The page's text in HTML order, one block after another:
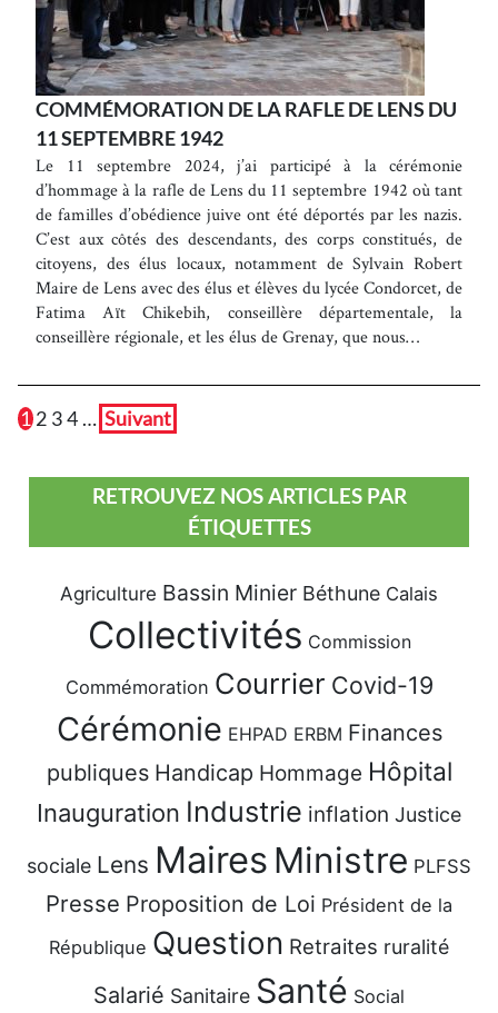
COMMÉMORATION DE LA RAFLE DE LENS DU
11 SEPTEMBRE 1942
Le 11 septembre 2024, j’ai participé à la cérémonie
d’hommage à la rafle de Lens du 11 septembre 1942 où tant
de familles d’obédience juive ont été déportés par les nazis.
C’est aux côtés des descendants, des corps constitués, de
citoyens, des élus locaux, notamment de Sylvain Robert
Maire de Lens avec des élus et élèves du lycée Condorcet, de
Fatima Aït Chikebih, conseillère départementale, la
conseillère régionale, et les élus de Grenay, que nous…
1 2 34 … Suivant
RETROUVEZ NOS ARTICLES PAR
ÉTIQUETTES
Agriculture Bassin Minier Béthune Calais
Collectivités Commission
Commémoration Courrier Covid-19
Cérémonie EHPAD ERBM Finances
publiques Handicap Hommage Hôpital
Inauguration Industrie inflation Justice
sociale Lens Maires Ministre PLFSS
Presse Proposition de Loi Président de la
République Question Retraites ruralité
Salarié Sanitaire Santé Social